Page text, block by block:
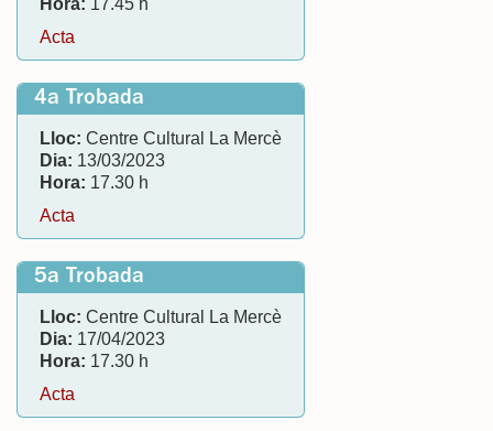
Acta
4a Trobada
Lloc: Centre Cultural La Mercè
Dia: 13/03/2023
Hora: 17.30 h
Acta
5a Trobada
Lloc: Centre Cultural La Mercè
Dia: 17/04/2023
Hora: 17.30 h
Acta